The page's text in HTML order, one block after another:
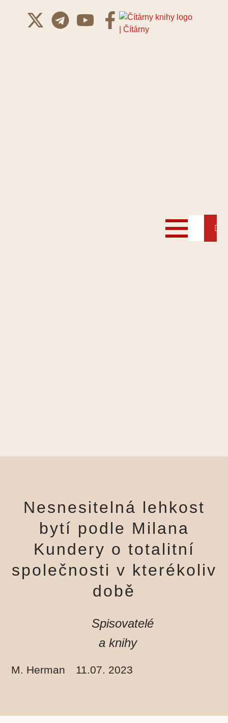
Nesnesitelná lehkost
bytí podle Milana
Kundery o totalitní
společnosti v kterékoliv
době
Spisovatelé
a knihy
M. Herman 11.07. 2023